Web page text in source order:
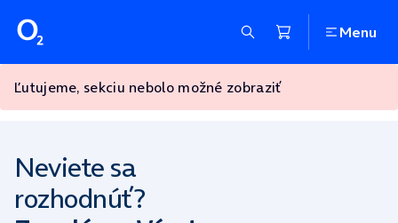
Menu
Ľutujeme, sekciu nebolo možné zobraziť
Neviete sa
rozhodnúť?